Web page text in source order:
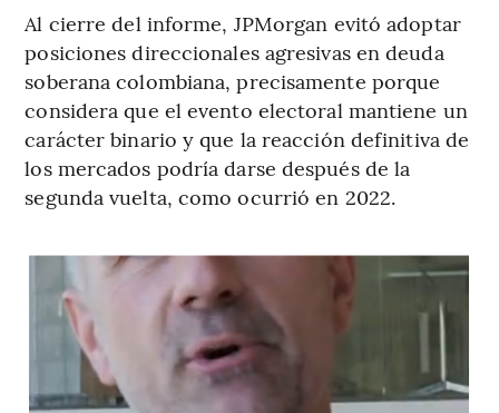
Al cierre del informe, JPMorgan evitó adoptar
posiciones direccionales agresivas en deuda
soberana colombiana, precisamente porque
considera que el evento electoral mantiene un
carácter binario y que la reacción definitiva de
los mercados podría darse después de la
segunda vuelta, como ocurrió en 2022.